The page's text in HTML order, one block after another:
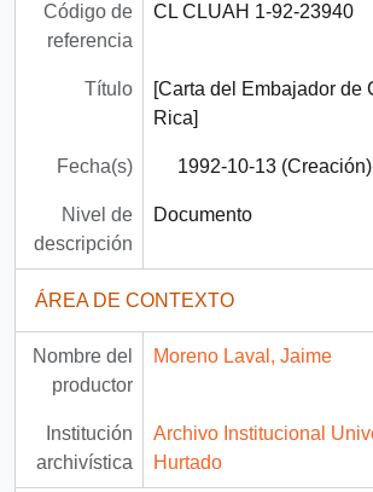
Código de
referencia
CL CLUAH 1-92-23940
Título
[Carta del Embajador de
Rica]
Fecha(s) 1992-10-13 (Creación)
Nivel de
descripción
Documento
ÁREA DE CONTEXTO
Nombre del
productor
Moreno Laval, Jaime
Institución
archivística
Archivo Institucional
Hurtado